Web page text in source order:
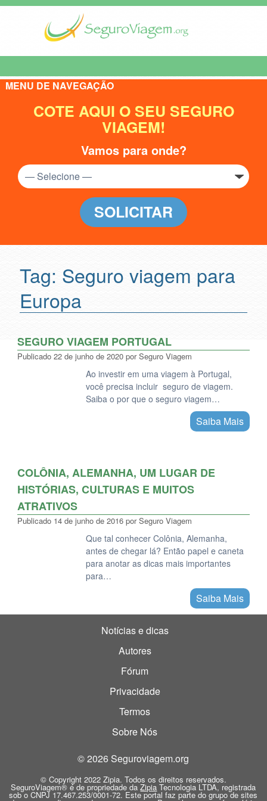
MENU DE NAVEGAÇÃO
COTE AQUI O SEU SEGURO
VIAGEM!
Vamos para onde?
SOLICITAR
Tag: Seguro viagem para
Europa
SEGURO VIAGEM PORTUGAL
Publicado 22 de junho de 2020 por Seguro Viagem
Ao investir em uma viagem à Portugal,
você precisa incluir seguro de viagem.
Saiba o por que o seguro viagem…
Saiba Mais
COLÔNIA, ALEMANHA, UM LUGAR DE
HISTÓRIAS, CULTURAS E MUITOS
ATRATIVOS
Publicado 14 de junho de 2016 por Seguro Viagem
Que tal conhecer Colônia, Alemanha,
antes de chegar lá? Então papel e caneta
para anotar as dicas mais importantes
para…
Saiba Mais
Notícias e dicas
Autores
Fórum
Privacidade
Termos
Sobre Nós
© 2026 Seguroviagem.org
© Copyright 2022 Zipia. Todos os direitos reservados.
SeguroViagem® é de propriedade daZipia Tecnologia LTDA, registrada
sob o CNPJ 17.467.253/0001-72. Este portal faz parte do grupo de sites